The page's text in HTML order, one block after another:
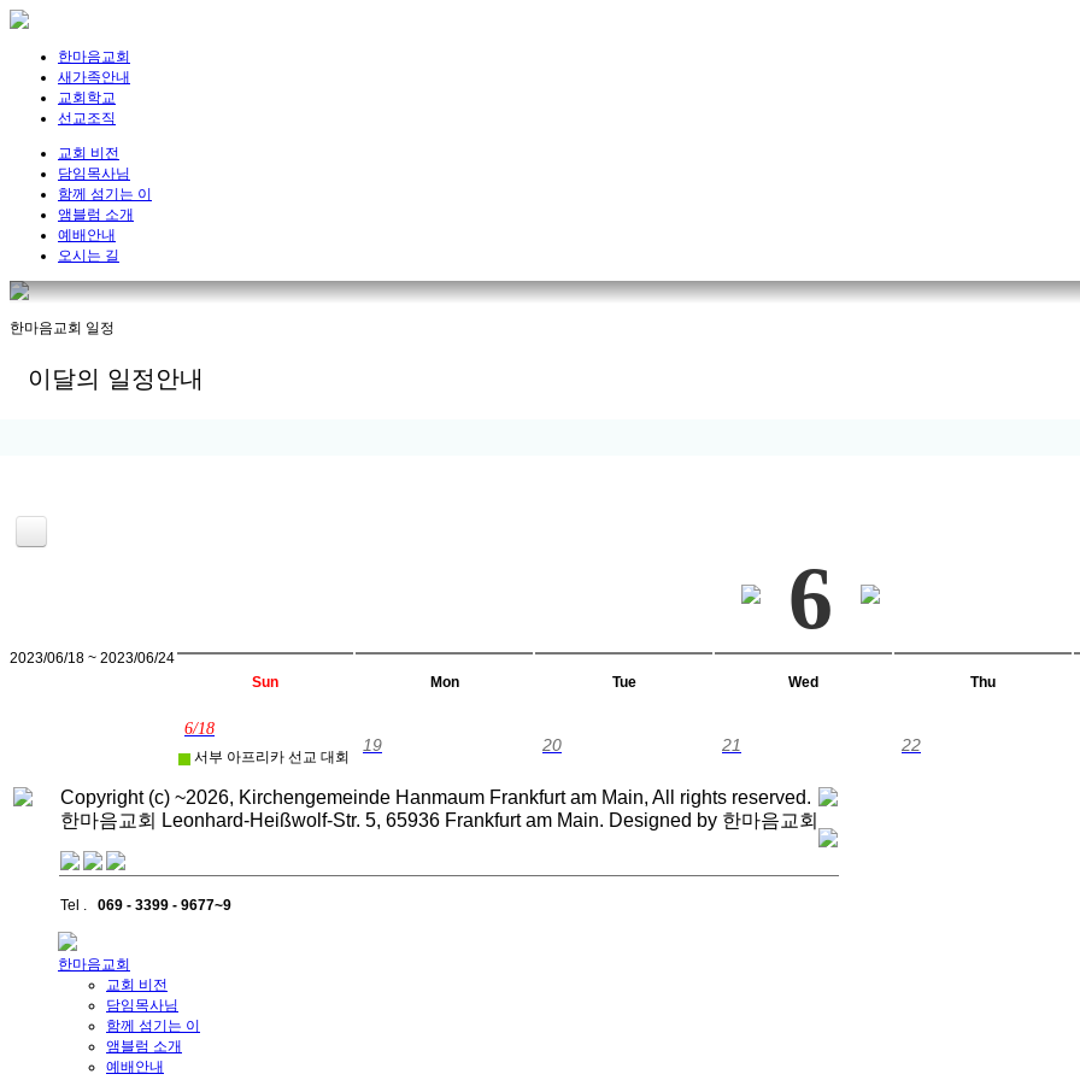
한마음교회
새가족안내
교회학교
선교조직
교회 비전
담임목사님
함께 섬기는 이
앰블럼 소개
예배안내
오시는 길
한마음교회 일정
이달의 일정안내
6
2023/06/18 ~ 2023/06/24
Sun
Mon Tue Wed Thu
6/18
서부 아프리카 선교 대회
19 20 21 22
Copyright (c) ~2026, Kirchengemeinde Hanmaum Frankfurt am Main, All rights reserved.
한마음교회 Leonhard-Heißwolf-Str. 5, 65936 Frankfurt am Main. Designed by 한마음교회
Tel . 069 - 3399 - 9677~9
한마음교회
교회 비전
담임목사님
함께 섬기는 이
앰블럼 소개
예배안내